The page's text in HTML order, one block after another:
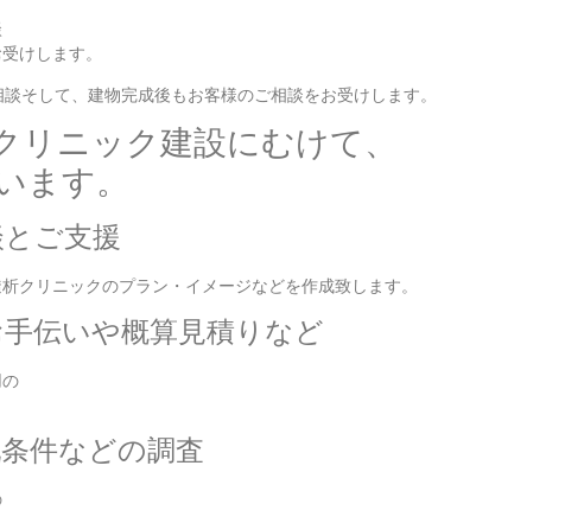
けします。
リニック建設にむけて、
ます。
ご支援
クリニックのプラン・イメージなどを作成致します。
伝いや概算見積りなど
件などの調査